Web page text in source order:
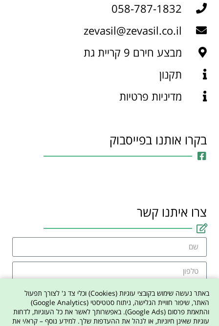
058-787-1832
zevasil@zevasil.co.il
מבצע חירם 9 קריית גת
תקנון
מדיניות פרטיות
בקרו אותנו בפייסבוק
צרו איתנו קשר
אני מסכים למדיניות הפרטיות באתר
באתר נעשה שימוש בקובצי עוגיות (Cookies) וכלי צד ג' לצורך תפעול
האתר, שיפור חוויית הגלישה, ניתוח סטטיסטי (Google Analytics)
והתאמת פרסום (Google Ads). באפשרותך לאשר את כל העוגיות, לדחות
עוגיות שאינן חיוניות, או לנהל את ההעדפות שלך. למידע נוסף – קרא/י את